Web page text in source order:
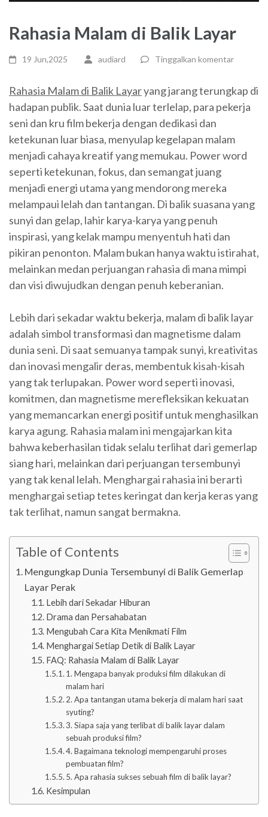
Rahasia Malam di Balik Layar
19 Jun,2025 audiard Tinggalkan komentar
Rahasia Malam di Balik Layaryang jarang terungkap di
hadapan publik. Saat dunia luar terlelap, para pekerja
seni dan kru film bekerja dengan dedikasi dan
ketekunan luar biasa, menyulap kegelapan malam
menjadi cahaya kreatif yang memukau. Power word
seperti ketekunan, fokus, dan semangat juang
menjadi energi utama yang mendorong mereka
melampaui lelah dan tantangan. Di balik suasana yang
sunyi dan gelap, lahir karya-karya yang penuh
inspirasi, yang kelak mampu menyentuh hati dan
pikiran penonton. Malam bukan hanya waktu istirahat,
melainkan medan perjuangan rahasia di mana mimpi
dan visi diwujudkan dengan penuh keberanian.
Lebih dari sekadar waktu bekerja, malam di balik layar
adalah simbol transformasi dan magnetisme dalam
dunia seni. Di saat semuanya tampak sunyi, kreativitas
dan inovasi mengalir deras, membentuk kisah-kisah
yang tak terlupakan. Power word seperti inovasi,
komitmen, dan magnetisme merefleksikan kekuatan
yang memancarkan energi positif untuk menghasilkan
karya agung. Rahasia malam ini mengajarkan kita
bahwa keberhasilan tidak selalu terlihat dari gemerlap
siang hari, melainkan dari perjuangan tersembunyi
yang tak kenal lelah. Menghargai rahasia ini berarti
menghargai setiap tetes keringat dan kerja keras yang
tak terlihat, namun sangat bermakna.
Table of Contents
Mengungkap Dunia Tersembunyi di Balik Gemerlap
Layar Perak
Lebih dari Sekadar Hiburan
Drama dan Persahabatan
Mengubah Cara Kita Menikmati Film
Menghargai Setiap Detik di Balik Layar
FAQ: Rahasia Malam di Balik Layar
1. Mengapa banyak produksi film dilakukan di
malam hari
2. Apa tantangan utama bekerja di malam hari saat
syuting?
3. Siapa saja yang terlibat di balik layar dalam
sebuah produksi film?
4. Bagaimana teknologi mempengaruhi proses
pembuatan film?
5. Apa rahasia sukses sebuah film di balik layar?
Kesimpulan